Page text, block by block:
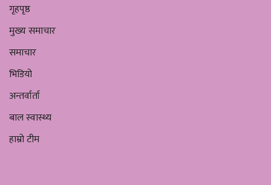
गृहपृष्ठ
मुख्य समाचार
समाचार
भिडियो
अन्तर्वार्ता
बाल स्वास्थ्य
हाम्रो टीम